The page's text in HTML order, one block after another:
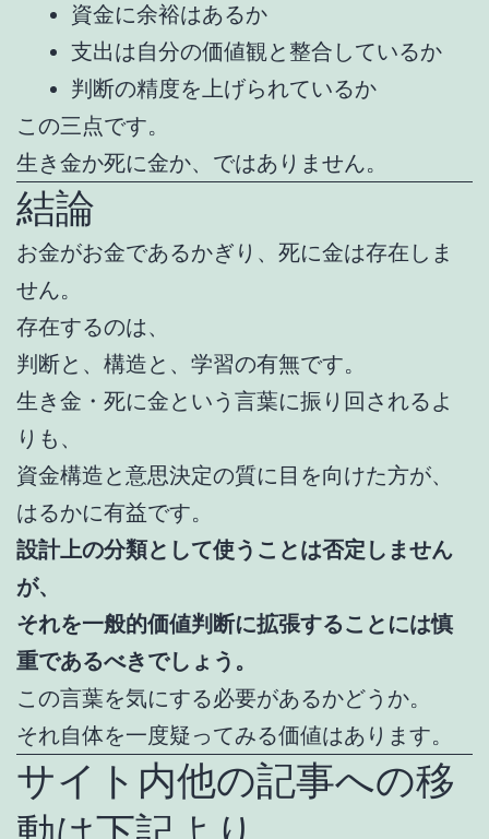
資金に余裕はあるか
支出は自分の価値観と整合しているか
判断の精度を上げられているか
この三点です。
生き金か死に金か、ではありません。
結論
お金がお金であるかぎり、死に金は存在しま
せん。
存在するのは、
判断と、構造と、学習の有無です。
生き金・死に金という言葉に振り回されるよ
りも、
資金構造と意思決定の質に目を向けた方が、
はるかに有益です。
設計上の分類として使うことは否定しません
が、
それを一般的価値判断に拡張することには慎
重であるべきでしょう。
この言葉を気にする必要があるかどうか。
それ自体を一度疑ってみる価値はあります。
サイト内他の記事への移